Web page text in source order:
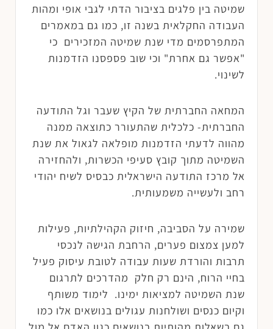
שמיטה בין פלגים בציבור הדתי לגבי אופי ומהות
העבודה החקלאית בשנה זו, כמו גם במאמרים
המתפרסמים מדי שנת שמיטה המזכירים כי
"אפשר גם אחרת" וכי שוב פספסנו הזדמנות
לשינוי.
המחאה החברתית של הקיץ שעבר וגל התודעה
החברתית- כלכלית שהתעורר כתוצאה ממנה
מהווה לדעתי הזדמנות מופלאה לגאול את שנת
השמיטה מתוך קובץ סעיפי הכשרות, ולהחזירה
אל מרכז התודעה הישראלית כבסיס לשיח יהודי
רחב ולעשייה משמעותית.
שמירה על הסביבה, חיזוק הקהילתיות, פעילות
למען צמצום פערים, הרחבת הגישה לנכסי
תרבות והורדת שעות עבודה לטובת עיסוק פעיל
בחיי הרוח, הינם רק חלק מהדרכים לתרגום
שנת השמיטה למציאות ימינו. לימוד משותף
וקיום כנסים ושולחנות עגולים בנושאים אלו כמו